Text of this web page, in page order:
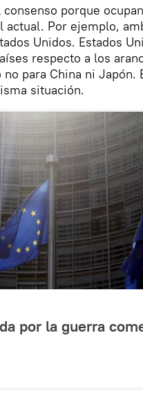
porque
Por ejemplo,
Unidos. Estados
respecto a los
para China ni Japón.
situación.
por la guerra